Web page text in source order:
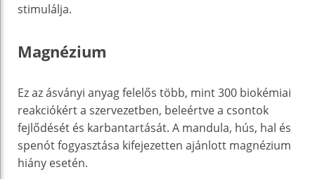
stimulálja.
Magnézium
Ez az ásványi anyag felelős több, mint 300 biokémiai
reakciókért a szervezetben, beleértve a csontok
fejlődését és karbantartását. A mandula, hús, hal és
spenót fogyasztása kifejezetten ajánlott magnézium
hiány esetén.